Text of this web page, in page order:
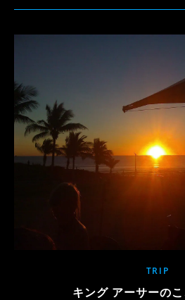
TRIP
キング アーサーの